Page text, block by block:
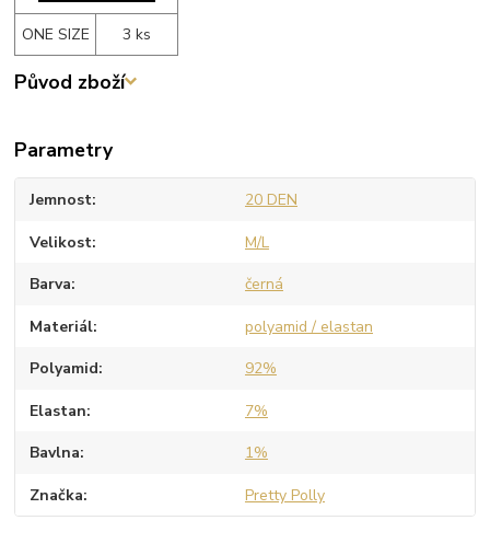
ONE SIZE 3 ks
Původ zboží
Parametry
Jemnost 20 DEN
Velikost M/L
Barva černá
Materiál polyamid / elastan
Polyamid 92%
Elastan 7%
Bavlna 1%
Značka Pretty Polly